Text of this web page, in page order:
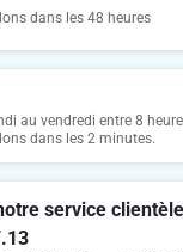
dans les 48 heures
au vendredi entre 8
dans les 2 minutes.
service